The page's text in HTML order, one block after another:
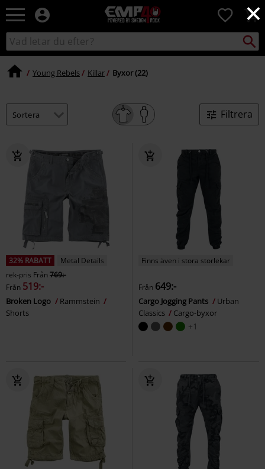
×
EMP
-
Musik,
TV
&
Alternativt
Mode
0
Sök
i
Sök
Young Rebels Killar Byxor (22)
Filtrera
32% RABATT
Metal Details
rek-pris Från769:-
Från 519:-
Broken Logo
Rammstein
Shorts
Finns även i stora storlekar
Från 649:-
Cargo Jogging Pants
Urban
Classics
Cargo-byxor
+1